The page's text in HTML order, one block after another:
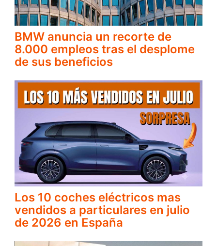
BMW anuncia un recorte de
8.000 empleos tras el desplome
de sus beneficios
Los 10 coches eléctricos mas
vendidos a particulares en julio
de 2026 en España